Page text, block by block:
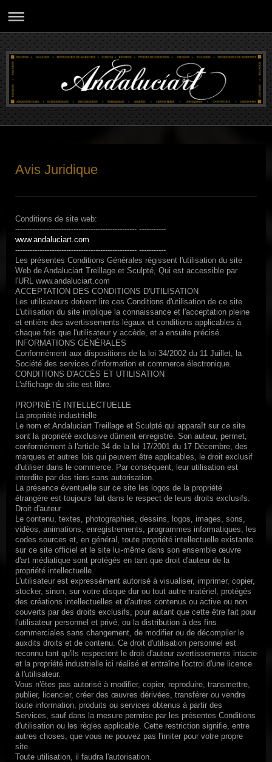
Avis Juridique
Conditions de site web:
-------------------------------------------------- -----------
www.andaluciart.com
-------------------------------------------------- -----------
Les présentes Conditions Générales régissent l'utilisation du site
Web de Andaluciart Treillage et Sculpté, Qui est accessible par
l'URL www.andaluciart.com
ACCEPTATION DES CONDITIONS D'UTILISATION
Les utilisateurs doivent lire ces Conditions d'utilisation de ce site.
L'utilisation du site implique la connaissance et l'acceptation pleine
et entière des avertissements légaux et conditions applicables à
chaque fois que l'utilisateur y accède, et a ensuite précisé.
INFORMATIONS GÉNÉRALES
Conformément aux dispositions de la loi 34/2002 du 11 Juillet, la
Société des services d'information et commerce électronique.
CONDITIONS D'ACCÈS ET UTILISATION
L'affichage du site est libre.
PROPRIÉTÉ INTELLECTUELLE
La propriété industrielle
Le nom et Andaluciart Treillage et Sculpté qui apparaît sur ce site
sont la propriété exclusive dûment enregistré. Son auteur, permet,
conformément à l'article 34 de la loi 17/2001 du 17 Décembre, des
marques et autres lois qui peuvent être applicables, le droit exclusif
d'utiliser dans le commerce.
Par conséquent, leur utilisation est
interdite par des tiers sans autorisation.
La présence éventuelle sur ce site les logos de la propriété
étrangère est toujours fait dans le respect de leurs droits exclusifs.
Droit d'auteur
Le contenu, textes, photographies, dessins, logos, images, sons,
vidéos, animations, enregistrements, programmes informatiques, les
codes sources et, en général, toute propriété intellectuelle existante
sur ce site officiel et le site lui-même dans son ensemble œuvre
d'art médiatique sont protégés en tant que droit d'auteur de la
propriété intellectuelle.
L'utilisateur est expressément autorisé à visualiser, imprimer, copier,
stocker, sinon, sur votre disque dur ou tout autre matériel, protégés
des créations intellectuelles et d'autres contenus ou active ou non
couverts par des droits exclusifs, pour autant que cette être fait pour
l'utilisateur personnel et privé, ou la distribution à des fins
commerciales sans changement, de modifier ou de décompiler le
auxdits droits et de contenu. Ce droit d'utilisation personnel est
reconnu tant qu'ils respectent le droit d'auteur avertissements intacte
et la propriété industrielle ici réalisé et entraîne l'octroi d'une licence
à l'utilisateur.
Vous n'êtes pas autorisé à modifier, copier, reproduire, transmettre,
publier, licencier, créer des œuvres dérivées, transférer ou vendre
toute information, produits ou services obtenus à partir des
Services, sauf dans la mesure permise par les présentes Conditions
d'utilisation ou les règles applicable. Cette restriction signifie, entre
autres choses, que vous ne pouvez pas l'imiter pour votre propre
site.
Toute utilisation, il faudra l'autorisation.